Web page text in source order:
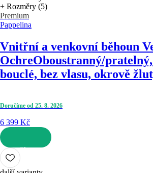
+ Rozměry (5)
Premium
Pappelina
Vnitřní a venkovní běhoun
OchreOboustranný/
bouclé, bez vlasu, okrově
Doručíme od 25. 8. 2026
6 399 Kč
DO KOŠÍKU